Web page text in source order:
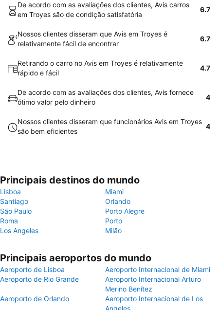
De acordo com as avaliações dos clientes, Avis carros
em Troyes são de condição satisfatória
6.7
Nossos clientes disseram que Avis em Troyes é
relativamente fácil de encontrar
6.7
Retirando o carro no Avis em Troyes é relativamente
rápido e fácil
4.7
De acordo com as avaliações dos clientes, Avis fornece
ótimo valor pelo dinheiro
4
Nossos clientes disseram que funcionários Avis em Troyes
são bem eficientes
4
Principais destinos do mundo
Lisboa
Miami
Santiago
Orlando
São Paulo
Porto Alegre
Roma
Porto
Los Angeles
Milão
Principais aeroportos do mundo
Aeroporto de Lisboa
Aeroporto Internacional de Miami
Aeroporto de Rio Grande
Aeroporto Internacional Arturo
Merino Benítez
Aeroporto de Orlando
Aeroporto Internacional de Los
Angeles